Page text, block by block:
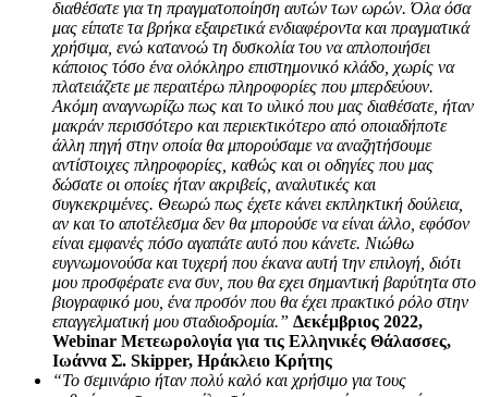
διαθέσατε για τη πραγματοποίηση αυτών των ωρών. Όλα όσα
μας είπατε τα βρήκα εξαιρετικά ενδιαφέροντα και πραγματικά
χρήσιμα, ενώ κατανοώ τη δυσκολία του να απλοποιήσει
κάποιος τόσο ένα ολόκληρο επιστημονικό κλάδο, χωρίς να
πλατειάζετε με περαιτέρω πληροφορίες που μπερδεύουν.
Ακόμη αναγνωρίζω πως και το υλικό που μας διαθέσατε, ήταν
μακράν περισσότερο και περιεκτικότερο από οποιαδήποτε
άλλη πηγή στην οποία θα μπορούσαμε να αναζητήσουμε
αντίστοιχες πληροφορίες, καθώς και οι οδηγίες που μας
δώσατε οι οποίες ήταν ακριβείς, αναλυτικές και
συγκεκριμένες. Θεωρώ πως έχετε κάνει εκπληκτική δούλεια,
αν και το αποτέλεσμα δεν θα μπορούσε να είναι άλλο, εφόσον
είναι εμφανές πόσο αγαπάτε αυτό που κάνετε. Νιώθω
ευγνωμονούσα και τυχερή που έκανα αυτή την επιλογή, διότι
μου προσφέρατε ενα συν, που θα εχει σημαντική βαρύτητα στο
βιογραφικό μου, ένα προσόν που θα έχει πρακτικό ρόλο στην
επαγγελματική μου σταδιοδρομία.” Δεκέμβριος 2022,
Webinar Μετεωρολογία για τις Ελληνικές Θάλασσες,
Ιωάννα Σ. Skipper, Ηράκλειο Κρήτης
“Το σεμινάριο ήταν πολύ καλό και χρήσιμο για τους